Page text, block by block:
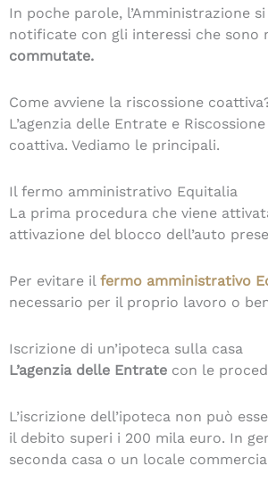
In poche parole, l’Amministrazione
notificate con gli interessi che
commutate.
Come avviene la riscossione
L’agenzia delle Entrate e
coattiva. Vediamo le principali.
Il fermo amministrativo Equitalia
La prima procedura che viene
attivazione del blocco dell’auto
Per evitare il fermo amministrativo
necessario per il proprio lavoro o
Iscrizione di un’ipoteca sulla casa
L’agenzia delle Entrate con le
L’iscrizione dell’ipoteca non può
il debito superi i 200 mila euro. In
seconda casa o un locale